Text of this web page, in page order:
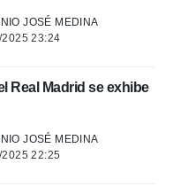
JOSÉ MEDINA
2025 23:24
Real Madrid se exhibe
JOSÉ MEDINA
2025 22:25